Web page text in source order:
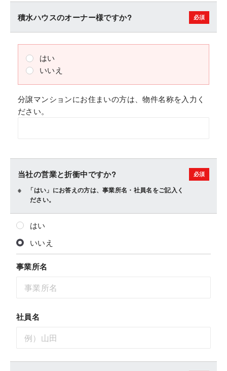
積水ハウスのオーナー様ですか?
はい
いいえ
分譲マンションにお住まいの方は、物件名称を入力く
ださい。
当社の営業と折衝中ですか?
「はい」にお答えの方は、事業所名・社員名をご記入く
ださい。
はい
いいえ
事業所名
社員名